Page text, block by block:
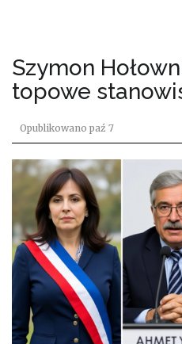
Szymon
topowe
Opublikowano paź 7